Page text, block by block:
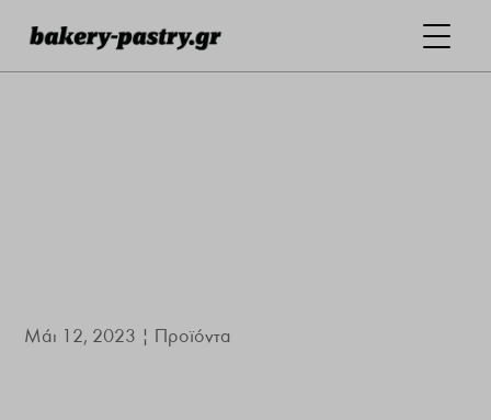
Μάι 12, 2023 | Προϊόντα